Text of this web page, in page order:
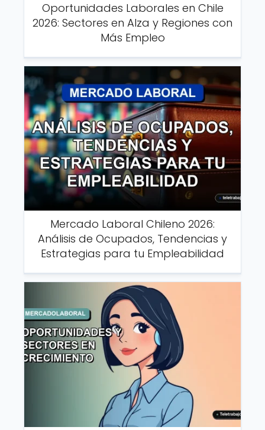
Oportunidades Laborales en Chile
2026: Sectores en Alza y Regiones con
Más Empleo
Mercado Laboral Chileno 2026:
Análisis de Ocupados, Tendencias y
Estrategias para tu Empleabilidad